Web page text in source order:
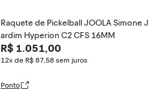
Raquete de Pickelball JOOLA Simone J
ardim Hyperion C2 CFS 16MM
R$ 1.051,00
12x de R$ 87,58 sem juros
Ponto